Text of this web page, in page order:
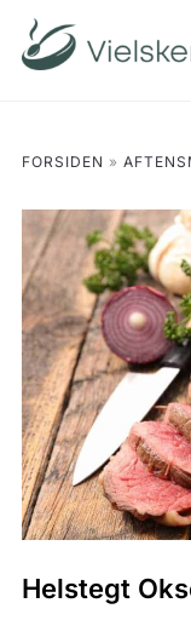
Skip
content
FORSIDEN »
Helstegt